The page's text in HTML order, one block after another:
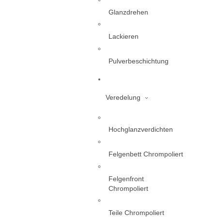
Glanzdrehen
Lackieren
Pulverbeschichtung
Veredelung
Hochglanzverdichten
Felgenbett Chrompoliert
Felgenfront
Chrompoliert
Teile Chrompoliert